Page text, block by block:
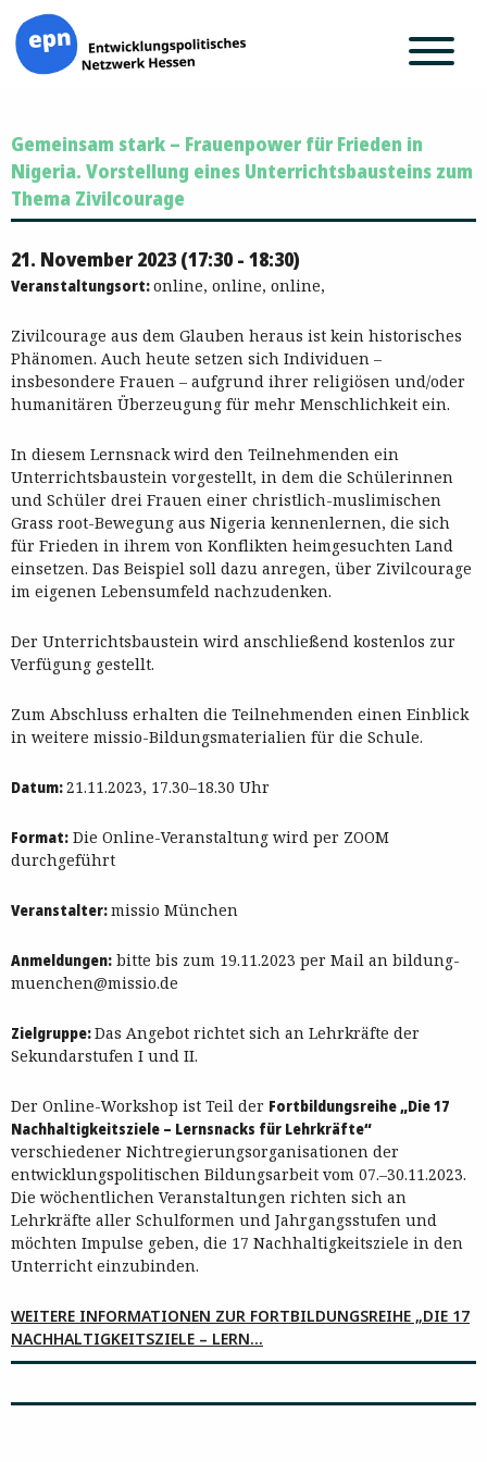
Inhalt
springen
Gemeinsam stark – Frauenpower für Frieden in
Nigeria. Vorstellung eines Unterrichtsbausteins zum
Thema Zivilcourage
21. November 2023 (17:30 - 18:30)
Veranstaltungsort:online, online, online,
Zivilcourage aus dem Glauben heraus ist kein historisches
Phänomen. Auch heute setzen sich Individuen –
insbesondere Frauen – aufgrund ihrer religiösen und/oder
humanitären Überzeugung für mehr Menschlichkeit ein.
In diesem Lernsnack wird den Teilnehmenden ein
Unterrichtsbaustein vorgestellt, in dem die Schülerinnen
und Schüler drei Frauen einer christlich-muslimischen
Grass root-Bewegung aus Nigeria kennenlernen, die sich
für Frieden in ihrem von Konflikten heimgesuchten Land
einsetzen. Das Beispiel soll dazu anregen, über Zivilcourage
im eigenen Lebensumfeld nachzudenken.
Der Unterrichtsbaustein wird anschließend kostenlos zur
Verfügung gestellt.
Zum Abschluss erhalten die Teilnehmenden einen Einblick
in weitere missio-Bildungsmaterialien für die Schule.
Datum:21.11.2023, 17.30–18.30 Uhr
Format: Die Online-Veranstaltung wird per ZOOM
durchgeführt
Veranstalter:missio München
Anmeldungen: bitte bis zum 19.11.2023 per Mail an bildung-
muenchen@missio.de
Zielgruppe:Das Angebot richtet sich an Lehrkräfte der
Sekundarstufen I und II.
Der Online-Workshop ist Teil der Fortbildungsreihe „Die 17
Nachhaltigkeitsziele – Lernsnacks für Lehrkräfte“
verschiedener Nichtregierungsorganisationen der
entwicklungspolitischen Bildungsarbeit vom 07.–30.11.2023.
Die wöchentlichen Veranstaltungen richten sich an
Lehrkräfte aller Schulformen und Jahrgangsstufen und
möchten Impulse geben, die 17 Nachhaltigkeitsziele in den
Unterricht einzubinden.
WEITERE INFORMATIONEN ZUR FORTBILDUNGSREIHE „DIE 17
NACHHALTIGKEITSZIELE – LERN…